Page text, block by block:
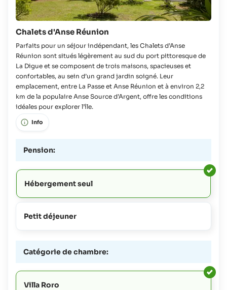
Chalets d'Anse Réunion
Parfaits pour un séjour indépendant, les Chalets d’Anse
Réunion sont situés légèrement au sud du port pittoresque de
La Digue et se composent de trois maisons, spacieuses et
confortables, au sein d’un grand jardin soigné. Leur
emplacement, entre La Passe et Anse Réunion et à environ 2,2
km de la populaire Anse Source d’Argent, offre les conditions
idéales pour explorer l’île.
Info
Pension:
Hébergement seul
Petit déjeuner
Catégorie de chambre:
Villa Roro